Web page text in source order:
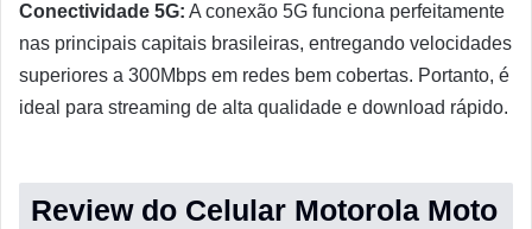
Conectividade 5G: A conexão 5G funciona perfeitamente
nas principais capitais brasileiras, entregando velocidades
superiores a 300Mbps em redes bem cobertas. Portanto, é
ideal para streaming de alta qualidade e download rápido.
Review do Celular Motorola Moto